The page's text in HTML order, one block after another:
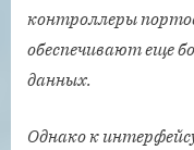
контроллеры
обеспечивают еще
данных.
Однако к